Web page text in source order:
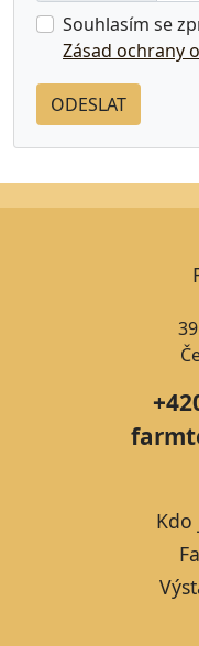
Souhlasím se
Zásad ochrany
Kdo